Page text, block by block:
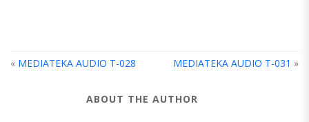
« MEDIATEKA AUDIO T-028 MEDIATEKA AUDIO T-031 »
ABOUT THE AUTHOR